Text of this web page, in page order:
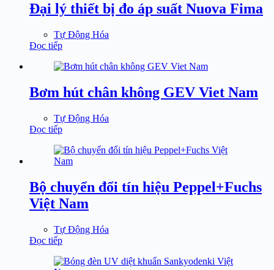
Đại lý thiết bị đo áp suất Nuova Fima
Tự Động Hóa
Đọc tiếp
Bơm hút chân không GEV Viet Nam
Tự Động Hóa
Đọc tiếp
Bộ chuyển đổi tín hiệu Peppel+Fuchs
Việt Nam
Tự Động Hóa
Đọc tiếp